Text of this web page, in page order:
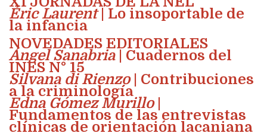
Éric Laurent| Lo insoportable de
la infancia
NOVEDADES EDITORIALES
Ángel Sanabria| Cuadernos del
INES N° 15
Silvana di Rienzo| Contribuciones
a la criminología
Edna Gómez Murillo|
Fundamentos de las entrevistas
clínicas de orientación lacaniana